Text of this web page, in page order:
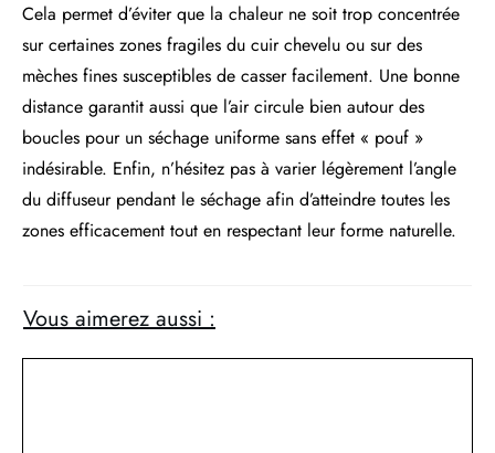
Cela permet d’éviter que la chaleur ne soit trop concentrée
sur certaines zones fragiles du cuir chevelu ou sur des
mèches fines susceptibles de casser facilement. Une bonne
distance garantit aussi que l’air circule bien autour des
boucles pour un séchage uniforme sans effet « pouf »
indésirable. Enfin, n’hésitez pas à varier légèrement l’angle
du diffuseur pendant le séchage afin d’atteindre toutes les
zones efficacement tout en respectant leur forme naturelle.
Vous aimerez aussi :